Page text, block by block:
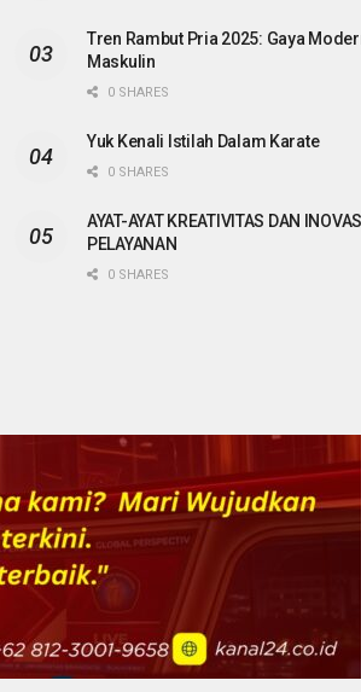
Tren Rambut Pria 2025: Gaya
Maskulin
0 SHARES
Yuk Kenali Istilah Dalam Karate
0 SHARES
AYAT-AYAT KREATIVITAS DAN INOVASI
PELAYANAN
0 SHARES